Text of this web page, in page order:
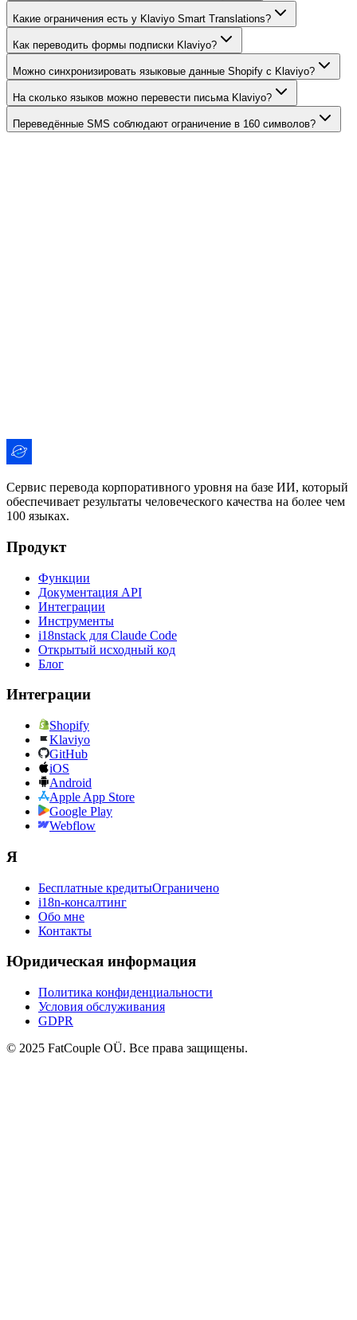
Какие ограничения есть у Klaviyo Smart Translations?
Как переводить формы подписки Klaviyo?
Можно синхронизировать языковые данные Shopify с Klaviyo?
На сколько языков можно перевести письма Klaviyo?
Переведённые SMS соблюдают ограничение в 160 символов?
Сервис перевода корпоративного уровня на базе ИИ, который
обеспечивает результаты человеческого качества на более чем
100 языках.
Продукт
Функции
Документация API
Интеграции
Инструменты
i18nstack для Claude Code
Открытый исходный код
Блог
Интеграции
Shopify
Klaviyo
GitHub
iOS
Android
Apple App Store
Google Play
Webflow
Я
Бесплатные кредитыОграничено
i18n-консалтинг
Обо мне
Контакты
Юридическая информация
Политика конфиденциальности
Условия обслуживания
GDPR
© 2025 FatCouple OÜ. Все права защищены.